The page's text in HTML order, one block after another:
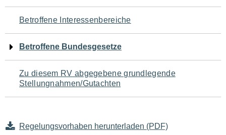
für
den
Seiteninhalt
Betroffene Interessenbereiche
Betroffene Bundesgesetze
Zu diesem RV abgegebene grundlegende
Stellungnahmen/Gutachten
Regelungsvorhaben herunterladen (PDF)